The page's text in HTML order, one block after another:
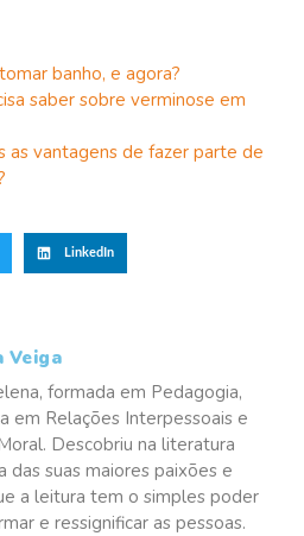
banho, e agora?
saber sobre verminose em
as vantagens de fazer parte de
LinkedIn
Veiga
formada em Pedagogia,
em Relações Interpessoais e
Descobriu na literatura
das suas maiores paixões e
a leitura tem o simples poder
e ressignificar as pessoas.